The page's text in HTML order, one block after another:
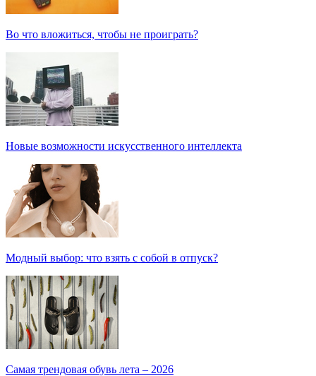
Во что вложиться, чтобы не проиграть?
Новые возможности искусственного интеллекта
Модный выбор: что взять с собой в отпуск?
Самая трендовая обувь лета – 2026